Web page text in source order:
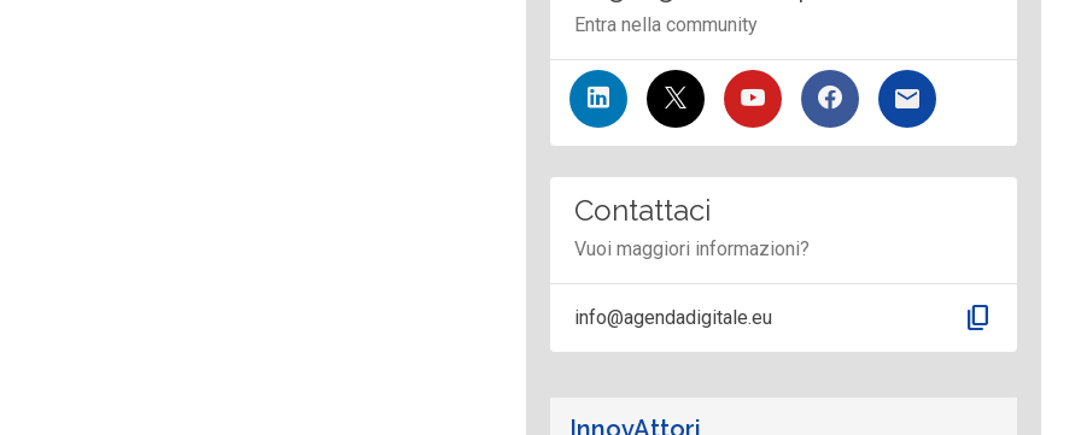
Entra nella community
Contattaci
Vuoi maggiori informazioni?
info@agendadigitale.eu content_copy
InnovAttori